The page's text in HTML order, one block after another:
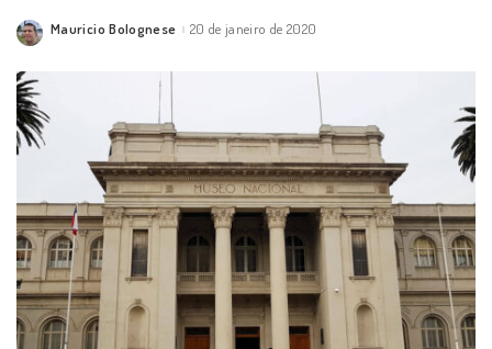
Posted
Mauricio Bolognese 20 de janeiro de 2020